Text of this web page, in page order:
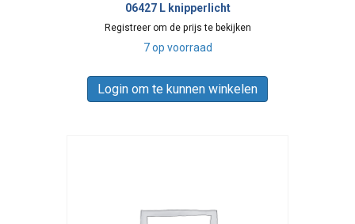
06427 L knipperlicht
Registreer om de prijs te bekijken
7 op voorraad
Login om te kunnen winkelen